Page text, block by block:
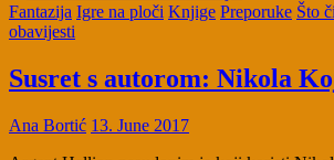
Fantazija Igre na ploči Knjige Preporuke Što
obavijesti
Susret s autorom: Nikola
Ana Bortić 13. June 2017